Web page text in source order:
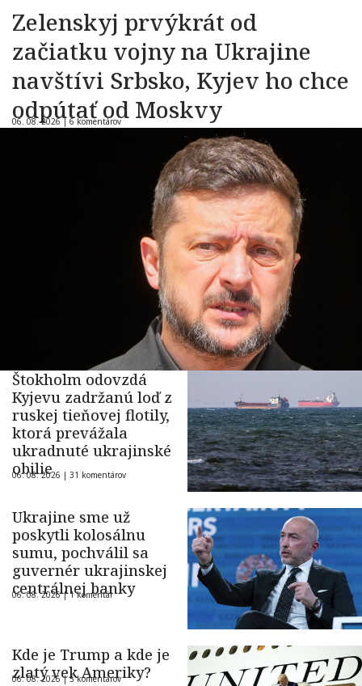
Zelenskyj prvýkrát od
začiatku vojny na Ukrajine
navštívi Srbsko, Kyjev ho chce
odpútať od Moskvy
06. 08. 2026 | 6 komentárov
Štokholm odovzdá
Kyjevu zadržanú loď z
ruskej tieňovej flotily,
ktorá prevážala
ukradnuté ukrajinské
obilie
06. 08. 2026 | 31 komentárov
Ukrajine sme už
poskytli kolosálnu
sumu, pochválil sa
guvernér ukrajinskej
centrálnej banky
06. 08. 2026 |1 komentár
Kde je Trump a kde je
zlatý vek Ameriky?
06. 08. 2026 |5 komentárov